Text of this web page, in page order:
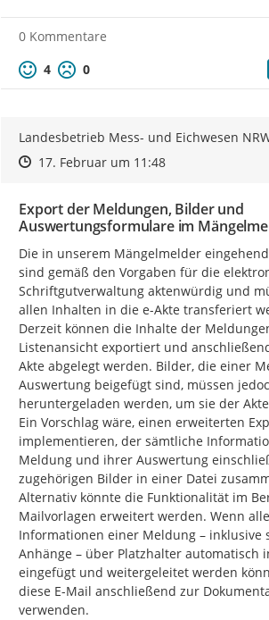
0 Kommentare
4
0
Landesbetrieb Mess- und Eichwesen
Zeitpunkt des Erstellens
Zeitpunkt des Erstellens
17. Februar um 11:48Zur Äußerung
Export der Meldungen, Bilder und
Auswertungsformulare im
Die in unserem Mängelmelder
sind gemäß den Vorgaben für die
Schriftgutverwaltung aktenwürdig und
allen Inhalten in die e-Akte transferiert
Derzeit können die Inhalte der
Listenansicht exportiert und
Akte abgelegt werden. Bilder, die einer
Auswertung beigefügt sind, müssen
heruntergeladen werden, um sie der
Ein Vorschlag wäre, einen erweiterten
implementieren, der sämtliche
Meldung und ihrer Auswertung
zugehörigen Bilder in einer Datei
Alternativ könnte die Funktionalität im
Mailvorlagen erweitert werden. Wenn
Informationen einer Meldung – inklusive
Anhänge – über Platzhalter automatisch
eingefügt und weitergeleitet werden
diese E-Mail anschließend zur
verwenden.